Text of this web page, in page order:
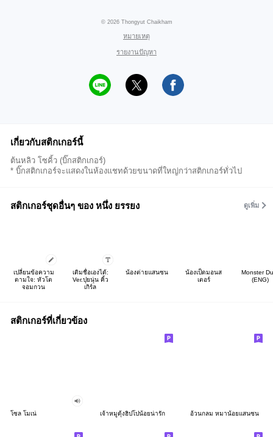
© 2026 Thongyut Chaikham
หมายเหตุ
รายงานปัญหา
เกี่ยวกับสติกเกอร์นี้
ต้นหลิว โซคิ้ว (บิ๊กสติกเกอร์)
* บิ๊กสติกเกอร์จะแสดงในห้องแชทด้วยขนาดที่ใหญ่กว่าสติกเกอร์ทั่วไป
สติกเกอร์ชุดอื่นๆ ของ หนึ่ง ยรรยง ดูเพิ่ม
เปลี่ยนข้อความ
ตามใจ: หัวโต
จอมกวน
เติมชื่อเองได้:
Ver.ปุยนุ่น คิ้ว
เกิร์ล
น้องต่ายแสนซน
น้องเป็ดมอนส
เตอร์
Monster
(ENG)
สติกเกอร์ที่เกี่ยวข้อง
โซล โมเน่ เจ้าหมูดุ้งฮิปโปน้อยน่ารัก อ้วนกลม หมาน้อยแสนซน